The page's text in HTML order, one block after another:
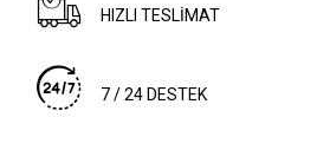
HIZLI TESLİMAT
7 / 24 DESTEK